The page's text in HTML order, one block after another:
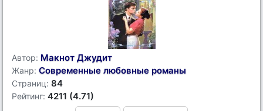
Автор: Макнот Джудит
Жанр: Современные любовные романы
Страниц: 84
Рейтинг: 4211 (4.71)